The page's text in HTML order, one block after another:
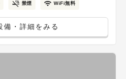
禁煙 WiFi無料
備・詳細をみる